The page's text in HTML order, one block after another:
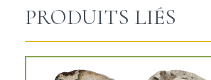
PRODUITS LIÉS